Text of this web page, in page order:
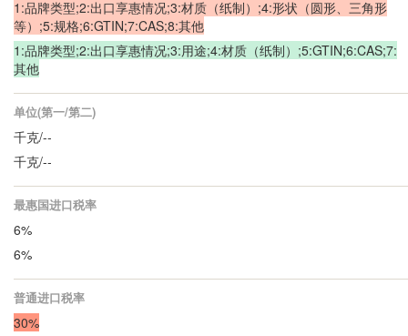
1:品牌类型;2:出口享惠情况;3:材质（纸制）;4:形状（圆形、三角形
等）;5:规格;6:GTIN;7:CAS;8:其他
1:品牌类型;2:出口享惠情况;3:用途;4:材质（纸制）;5:GTIN;6:CAS;7:
其他
单位(第一/第二)
千克/--
千克/--
最惠国进口税率
6%
6%
普通进口税率
30%